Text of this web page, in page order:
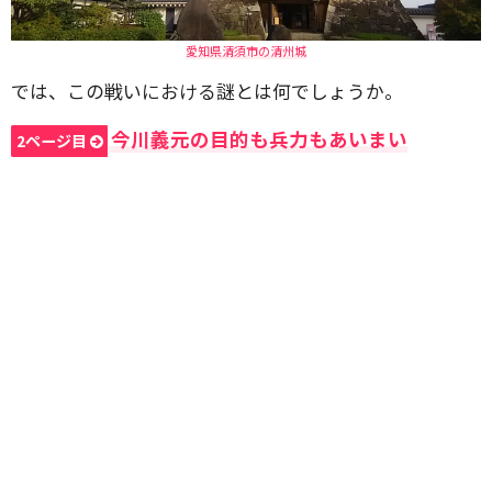
愛知県清須市の清州城
では、この戦いにおける謎とは何でしょうか。
2ページ目 今川義元の目的も兵力もあいまい